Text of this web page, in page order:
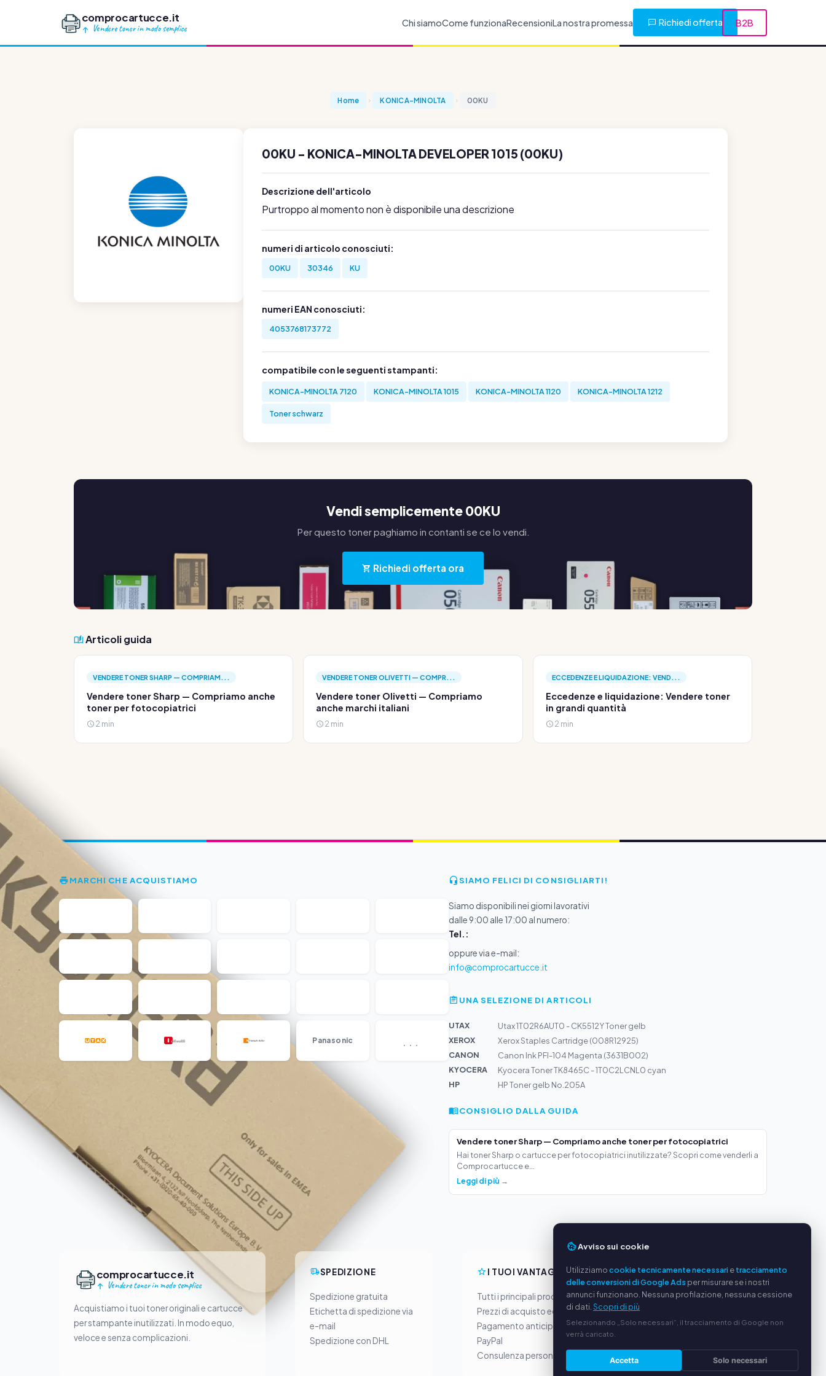
comprocartucce.it
Vendere toner in modo semplice
Chi siamoCome funzionaRecensioniLa nostra promessa Richiedi offerta B2B
Home KONICA-MINOLTA 00KU
00KU - KONICA-MINOLTA DEVELOPER 1015 (00KU)
Descrizione dell'articolo
Purtroppo al momento non è disponibile una descrizione
numeri di articolo conosciuti:
00KU 30346 KU
numeri EAN conosciuti:
4053768173772
compatibile con le seguenti stampanti:
KONICA-MINOLTA 7120 KONICA-MINOLTA 1015 KONICA-MINOLTA 1120 KONICA-MINOLTA 1212
Toner schwarz
Vendi semplicemente 00KU
Per questo toner paghiamo in contanti se ce lo vendi.
Richiedi offerta ora
Articoli guida
VENDERE TONER SHARP — COMPRIAM...
Vendere toner Sharp — Compriamo anche
toner per fotocopiatrici
2 min
VENDERE TONER OLIVETTI — COMPR...
Vendere toner Olivetti — Compriamo
anche marchi italiani
2 min
ECCEDENZE E LIQUIDAZIONE: VEND...
Eccedenze e liquidazione: Vendere toner
in grandi quantità
2 min
MARCHI CHE ACQUISTIAMO
Panasonic ...
SIAMO FELICI DI CONSIGLIARTI!
Siamo disponibili nei giorni lavorativi
dalle 9:00 alle 17:00 al numero:
Tel.:
oppure via e-mail:
info@comprocartucce.it
UNA SELEZIONE DI ARTICOLI
UTAX
Utax 1T02R6AUT0 - CK5512Y Toner gelb
XEROX
Xerox Staples Cartridge (008R12925)
CANON
Canon Ink PFI-104 Magenta (3631B002)
KYOCERA
Kyocera Toner TK8465C - 1T0C2LCNL0 cyan
HP
HP Toner gelb No.205A
CONSIGLIO DALLA GUIDA
Vendere toner Sharp — Compriamo anche toner per fotocopiatrici
Hai toner Sharp o cartucce per fotocopiatrici inutilizzate? Scopri come venderli a
Comprocartucce e...
Leggi di più →
comprocartucce.it
Vendere toner in modo semplice
Acquistiamo i tuoi toner originali e cartucce
per stampante inutilizzati. In modo equo,
veloce e senza complicazioni.
SPEDIZIONE
Spedizione gratuita
Etichetta di spedizione via
e-mail
Spedizione con DHL
I TUOI VANTAGGI
Tutti i principali produttori
Prezzi di acquisto equi
Pagamento anticipato via
PayPal
Consulenza personalizzata
SERVIZIO
Chi siamo
Note legali
Avviso sui cookie
Utilizziamocookie tecnicamente necessarietracciamento
delle conversioni di Google Ads per misurare se i nostri
annunci funzionano. Nessuna profilazione, nessuna cessione
di dati. Scopri di più
Selezionando „Solo necessari“, il tracciamento di Google non
verrà caricato.
Accetta Solo necessari